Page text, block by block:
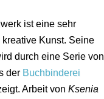
ist eine sehr
Kunst. Seine
durch eine Serie von
der Buchbinderei
Arbeit von Ksenia